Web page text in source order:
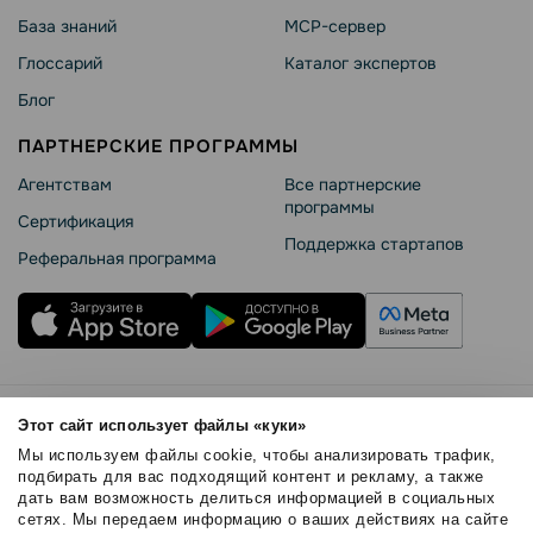
Этот сайт использует файлы «куки»
Мы используем файлы cookie, чтобы анализировать трафик,
подбирать для вас подходящий контент и рекламу, а также
дать вам возможность делиться информацией в социальных
сетях. Мы передаем информацию о ваших действиях на сайте
База знаний
Глоссарий
Блог
MCP-сервер
Каталог экспертов
ПАРТНЕРСКИЕ ПРОГРАММЫ
Агентствам
Сертификация
Реферальная программа
Все партнерские
программы
Поддержка стартапов
Правила использования
Безопасность SendPulse
Политика конфиденциальности
Политика Cookies